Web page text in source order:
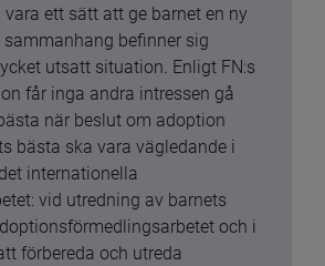
ett sätt att ge barnet en ny
befinner sig
utsatt situation. Enligt FN:s
får inga andra intressen gå
när beslut om adoption
bästa ska vara vägledande i
internationella
vid utredning av barnets
och i
förbereda och utreda